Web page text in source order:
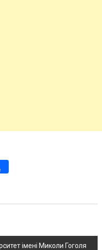
імені Миколи Гоголя